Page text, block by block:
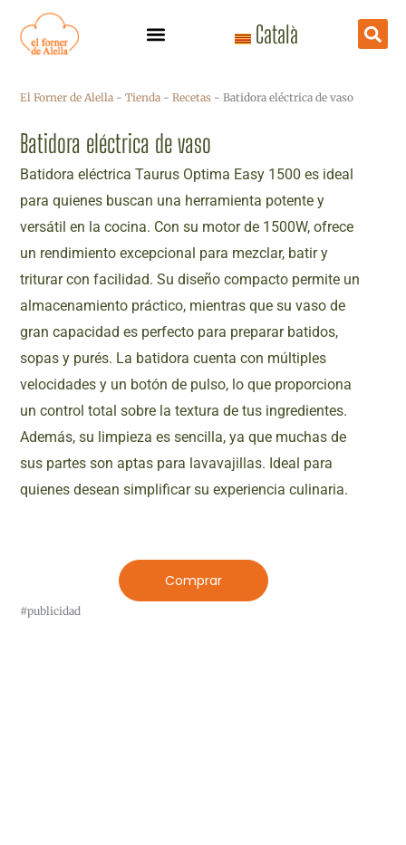
contenido
Català
El Forner de Alella -Tienda -Recetas -Batidora eléctrica de vaso
Batidora eléctrica de vaso
Batidora eléctrica Taurus Optima Easy 1500 es ideal
para quienes buscan una herramienta potente y
versátil en la cocina. Con su motor de 1500W, ofrece
un rendimiento excepcional para mezclar, batir y
triturar con facilidad. Su diseño compacto permite un
almacenamiento práctico, mientras que su vaso de
gran capacidad es perfecto para preparar batidos,
sopas y purés. La batidora cuenta con múltiples
velocidades y un botón de pulso, lo que proporciona
un control total sobre la textura de tus ingredientes.
Además, su limpieza es sencilla, ya que muchas de
sus partes son aptas para lavavajillas. Ideal para
quienes desean simplificar su experiencia culinaria.
Comprar
#publicidad